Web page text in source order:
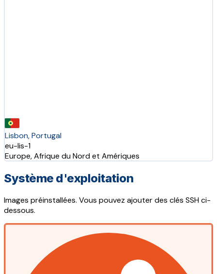
Lisbon, Portugal
eu-lis-1
Europe, Afrique du Nord et Amériques
Système d'exploitation
Images préinstallées. Vous pouvez ajouter des clés SSH ci-
dessous.